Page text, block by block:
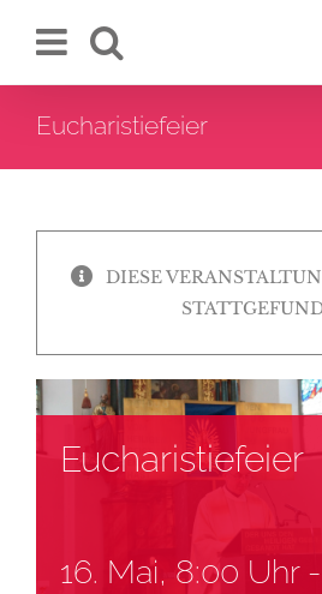
Inhalt
Eucharistiefeier
DIESE
Eucharistiefeier
16. Mai, 8:00 Uhr-